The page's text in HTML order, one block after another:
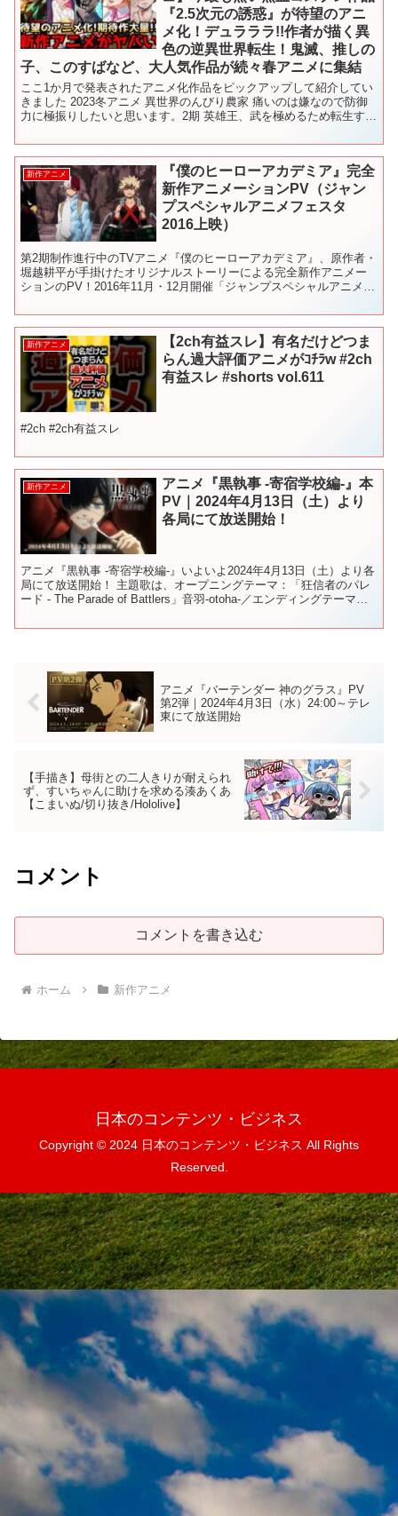
『2.5次元の誘惑』が待望のアニ
メ化！デュラララ!!作者が描く異
色の逆異世界転生！鬼滅、推しの
子、このすばなど、大人気作品が続々春アニメに集結
ここ1か月で発表されたアニメ化作品をピックアップして紹介してい
きました 2023冬アニメ 異世界のんびり農家 痛いのは嫌なので防御
力に極振りしたいと思います。2期 英雄王、武を極めるため転生す
新作アニメ
『僕のヒーローアカデミア』完全
新作アニメーションPV（ジャン
プスペシャルアニメフェスタ
2016上映）
第2期制作進行中のTVアニメ『僕のヒーローアカデミア』、原作者・
堀越耕平が手掛けたオリジナルストーリーによる完全新作アニメー
ションのPV！2016年11月・12月開催「ジャンプスペシャルアニメフ
新作アニメ
【2ch有益スレ】有名だけどつま
らん過大評価アニメがｺﾁﾗw #2ch
有益スレ #shorts vol.611
#2ch #2ch有益スレ
新作アニメ
アニメ『黒執事 -寄宿学校編-』本
PV｜2024年4月13日（土）より
各局にて放送開始！
アニメ『黒執事 -寄宿学校編-』いよいよ2024年4月13日（土）より各
局にて放送開始！ 主題歌は、オープニングテーマ：「狂信者のパレ
ード - The Parade of Battlers」音羽-otoha-／エンディングテーマ：
アニメ『バーテンダー 神のグラス』PV
第2弾｜2024年4月3日（水）24:00～テレ
東にて放送開始
【手描き】母街との二人きりが耐えられ
ず、すいちゃんに助けを求める湊あくあ
【こまいぬ/切り抜き/Hololive】
コメント
コメントを書き込む
ホーム 新作アニメ
日本のコンテンツ・ビジネス
Copyright © 2024 日本のコンテンツ・ビジネス All Rights
Reserved.